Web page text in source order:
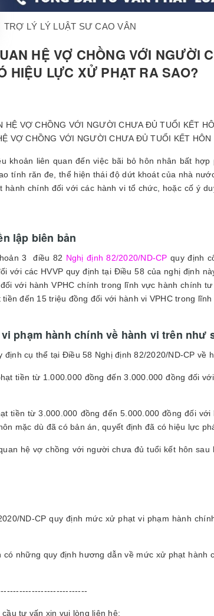
TRỢ LÝ LÝ LUẬT SƯ CAO VÂN
HỆ VỢ CHỒNG VỚI NGƯỜI
HIỆU LỰC XỬ PHẠT RA SAO?
VỢ CHỒNG VỚI NGƯỜI CHƯA ĐỦ TUỔI KẾT
khoản liên quan đến việc bãi bỏ hôn nhân bất
tính răn đe, thể hiện thái độ dứt khoát của nhà
hành chính đối với các hành vi tổ chức, hoặc cố ý
lập biên bản
3 điều 82 Nghị định 82/2020/ND-CP quy định
với các HVVP quy định tại Điều 58 của nghị định
với hành VPHC chính trong lĩnh vực hành chính
đến 15 triệu đồng đối với hành vi VPHC trong
phạm hành chính về hành vi trên như
định cụ thể tại Điều 58 Nghị định 82/2020/ND-CP về
tiền từ 1.000.000 đồng đến 3.000.000 đồng đối
tiền từ 3.000.000 đồng đến 5.000.000 đồng đối
mặc dù đã có bản án, quyết định đã có hiệu lực
hệ vợ chồng với người chưa đủ tuổi kết hôn
ND-CP quy định mức xử phạt vi phạm hành
có những quy định hương dẫn về mức xử phạt
tư vấn xin vui lòng liên hệ: